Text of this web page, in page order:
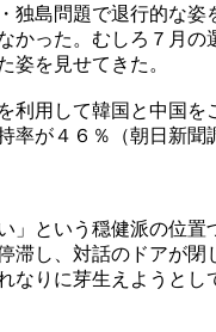
島問題で退行的な
った。むしろ７月
姿を見せてきた。
用して韓国と中国
が４６％（朝日新
という穏健派の位
し、対話のドアが
りに芽生えようとし